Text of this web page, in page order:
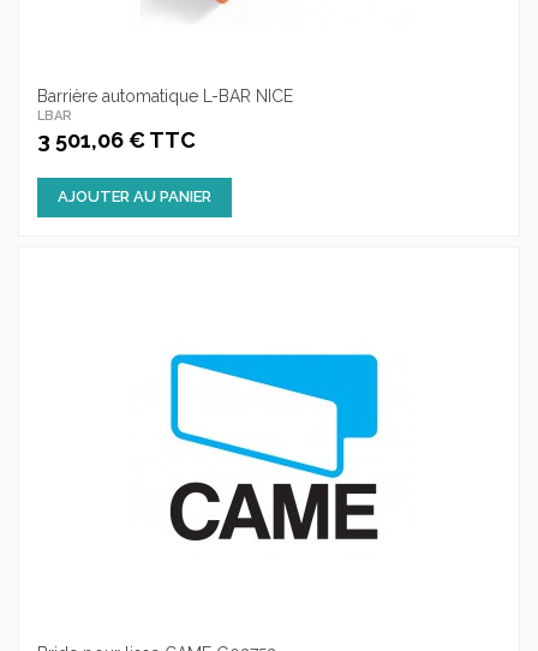
Barrière automatique L-BAR NICE
LBAR
3 501,06 € TTC
AJOUTER AU PANIER